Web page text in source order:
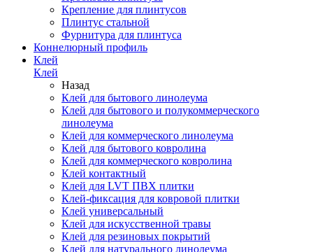
Крепление для плинтусов
Плинтус стальной
Фурнитура для плинтуса
Коннелюрный профиль
Клей
Клей
Назад
Клей для бытового линолеума
Клей для бытового и полукоммерческого
линолеума
Клей для коммерческого линолеума
Клей для бытового ковролина
Клей для коммерческого ковролина
Клей контактный
Клей для LVT ПВХ плитки
Клей-фиксация для ковровой плитки
Клей универсальный
Клей для искусственной травы
Клей для резиновых покрытий
Клей для натурального линолеума